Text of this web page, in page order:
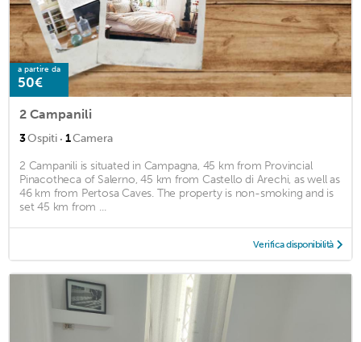
a partire da
50€
2 Campanili
3Ospiti · 1Camera
2 Campanili is situated in Campagna, 45 km from Provincial
Pinacotheca of Salerno, 45 km from Castello di Arechi, as well as
46 km from Pertosa Caves. The property is non-smoking and is
set 45 km from ...
Verifica disponibilità